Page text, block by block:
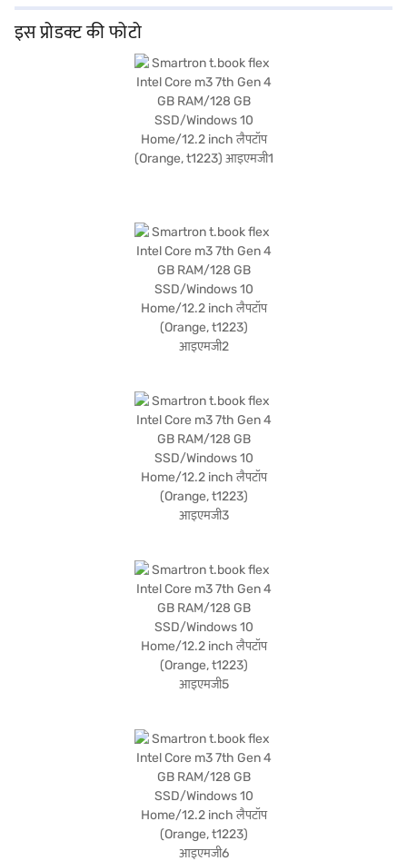
आपके पास सुविधाजनक कनेक्टिविटी विकल्प हैं. 1.2 KG या उससे कम वजन वाला लैपटॉप ले जाना
आसान है. इसमें कुशल मल्टीटास्किंग के लिए 3.20 GHz प्रोसेसर स्पीड भी है. वाइब्रेंट ऑरेंज कलर
आपकी तकनीक में व्यक्तित्व की सुंदरता को बढ़ाता है. खरीदारी करने के लिए बजाज फाइनेंस पर
विकल्पों के बारे में जानें या पार्टनर स्टोर पर जाएं और Easy EMIs का लाभ उठाएं.
इस प्रोडक्ट की फोटो